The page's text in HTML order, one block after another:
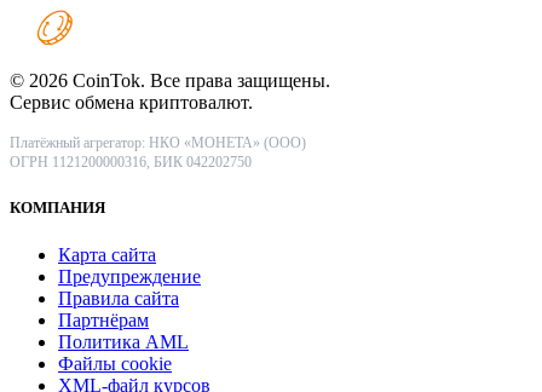
© 2026 CoinTok. Все права защищены.
Сервис обмена криптовалют.
Платёжный агрегатор: НКО «МОНЕТА» (ООО)
ОГРН 1121200000316, БИК 042202750
КОМПАНИЯ
Карта сайта
Предупреждение
Правила сайта
Партнёрам
Политика AML
Файлы coоkie
XML-файл курсов